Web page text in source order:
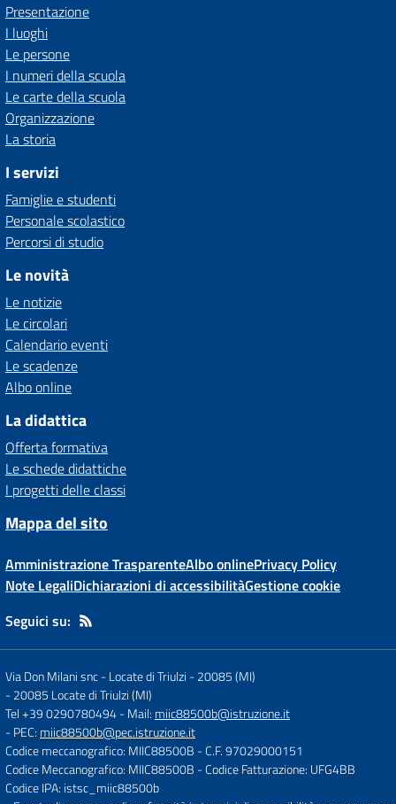
Presentazione
I luoghi
Le persone
I numeri della scuola
Le carte della scuola
Organizzazione
La storia
I servizi
Famiglie e studenti
Personale scolastico
Percorsi di studio
Le novità
Le notizie
Le circolari
Calendario eventi
Le scadenze
Albo online
La didattica
Offerta formativa
Le schede didattiche
I progetti delle classi
Mappa del sito
Amministrazione TrasparenteAlbo onlinePrivacy Policy
Note LegaliDichiarazioni di accessibilitàGestione cookie
Seguici su:
Via Don Milani snc - Locate di Triulzi - 20085 (MI)
-20085 Locate di Triulzi (MI)
Tel +39 0290780494- Mail: miic88500b@istruzione.it
- PEC: miic88500b@pec.istruzione.it
Codice meccanografico: MIIC88500B - C.F. 97029000151
Codice Meccanografico: MIIC88500B - Codice Fatturazione: UFG4BB
Codice IPA: istsc_miic88500b